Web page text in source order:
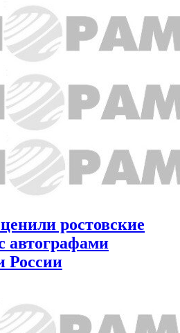
ростовские
автографами
России